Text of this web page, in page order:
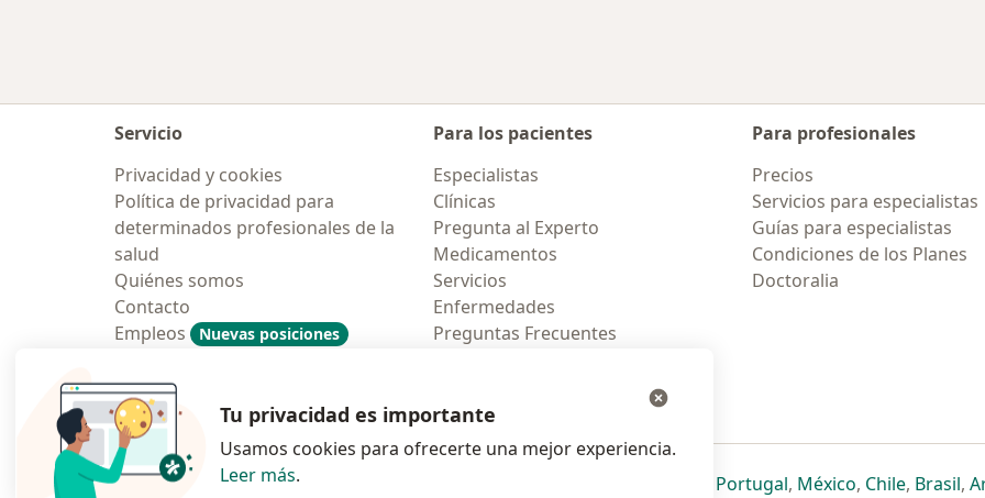
Servicio
Privacidad y cookies
Política de privacidad para
determinados profesionales de la
salud
Quiénes somos
Contacto
Empleos
Nuevas posiciones
Contratación
Para los pacientes
Especialistas
Clínicas
Pregunta al Experto
Medicamentos
Servicios
Enfermedades
Preguntas Frecuentes
Para profesionales
Precios
Servicios para especialistas
Guías para especialistas
Condiciones de los Planes
Doctoralia
Polska se abre en una nueva pestaña
se abre en una nueva pestaña
se abre en una nueva pestaña
se abre en una nueva pestaña
Portugalse abre en una nueva
, Méxicose abre en una
, Chilese abre
, Brasilse
,
Tu privacidad es importante
Usamos cookies para ofrecerte una mejor experiencia.
Leer más.